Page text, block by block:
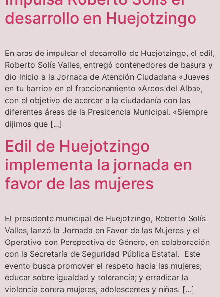
desarrollo en Huejotzingo
En aras de impulsar el desarrollo de Huejotzingo, el edil,
Roberto Solís Valles, entregó contenedores de basura y
dio inicio a la Jornada de Atención Ciudadana «Jueves
en tu barrio» en el fraccionamiento «Arcos del Alba»,
con el objetivo de acercar a la ciudadanía con las
diferentes áreas de la Presidencia Municipal. «Siempre
dijimos que […]
Edil de Huejotzingo
implementa la jornada en
favor de las mujeres
El presidente municipal de Huejotzingo, Roberto Solís
Valles, lanzó la Jornada en Favor de las Mujeres y el
Operativo con Perspectiva de Género, en colaboración
con la Secretaría de Seguridad Pública Estatal. Este
evento busca promover el respeto hacia las mujeres;
educar sobre igualdad y tolerancia; y erradicar la
violencia contra mujeres, adolescentes y niñas. […]